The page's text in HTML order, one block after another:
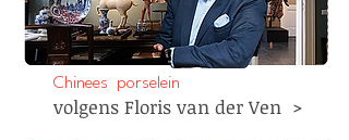
Chinees porselein
volgens Floris van der Ven >